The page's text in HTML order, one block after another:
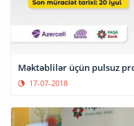
Məktəblilər üçün pulsuz
17-07-2018